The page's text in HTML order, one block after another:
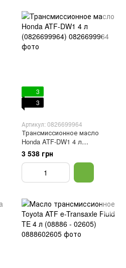
3
3
Артикул: 0826699964
Трансмиссионное масло
Honda ATF-DW1 4 л
(0826699964)
3 538 грн